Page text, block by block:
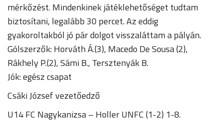
mérkőzést. Mindenkinek játéklehetőséget tudtam
biztosítani, legalább 30 percet. Az eddig
gyakoroltakból jó pár dolgot visszaláttam a pályán.
Gólszerzők: Horváth Á.(3), Macedo De Sousa (2),
Rákhely P.(2), Sámi B., Tersztenyák B.
Jók: egész csapat
Csáki József vezetőedző
U14 FC Nagykanizsa – Holler UNFC (1-2) 1-8.